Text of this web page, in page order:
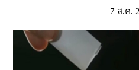
7 ส.ค.